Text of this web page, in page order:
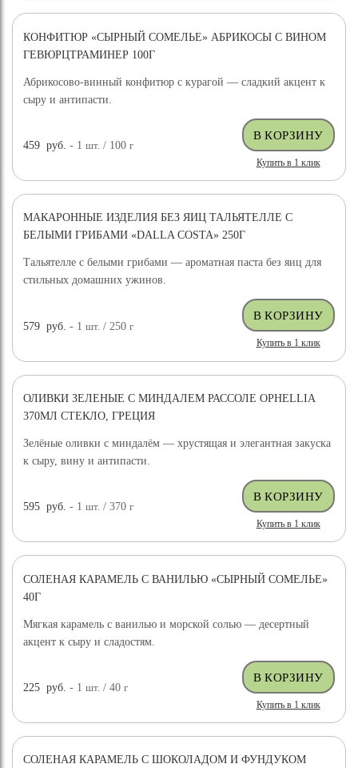
КОНФИТЮР «СЫРНЫЙ СОМЕЛЬЕ» АБРИКОСЫ С ВИНОМ
ГЕВЮРЦТРАМИНЕР 100Г
Абрикосово-винный конфитюр с курагой — сладкий акцент к
сыру и антипасти.
459 руб. - 1шт. / 100г
Купить в 1 клик
МАКАРОННЫЕ ИЗДЕЛИЯ БЕЗ ЯИЦ ТАЛЬЯТЕЛЛЕ С
БЕЛЫМИ ГРИБАМИ «DALLA COSTA» 250Г
Тальятелле с белыми грибами — ароматная паста без яиц для
стильных домашних ужинов.
579 руб. - 1шт. / 250г
Купить в 1 клик
ОЛИВКИ ЗЕЛЕНЫЕ С МИНДАЛЕМ РАССОЛЕ OPHELLIA
370МЛ СТЕКЛО, ГРЕЦИЯ
Зелёные оливки с миндалём — хрустящая и элегантная закуска
к сыру, вину и антипасти.
595 руб. - 1шт. / 370г
Купить в 1 клик
СОЛЕНАЯ КАРАМЕЛЬ С ВАНИЛЬЮ «СЫРНЫЙ СОМЕЛЬЕ»
40Г
Мягкая карамель с ванилью и морской солью — десертный
акцент к сыру и сладостям.
225 руб. - 1шт. / 40г
Купить в 1 клик
СОЛЕНАЯ КАРАМЕЛЬ С ШОКОЛАДОМ И ФУНДУКОМ